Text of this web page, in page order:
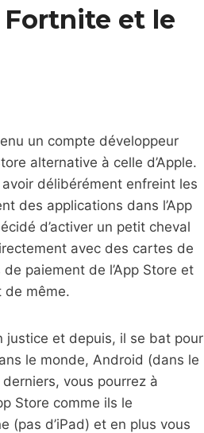
et le
un compte développeur
alternative à celle d’Apple.
délibérément enfreint les
des applications dans l’App
d’activer un petit cheval
avec des cartes de
paiement de l’App Store et
de même.
justice et depuis, il se bat pour
le monde, Android (dans le
vous pourrez à
Store comme ils le
(pas d’iPad) et en plus vous